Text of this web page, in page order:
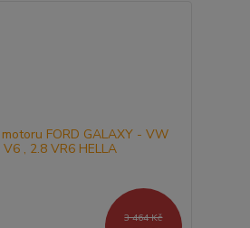
3 464 Kč